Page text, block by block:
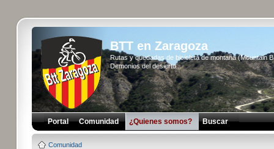
BTT en Zaragoza
Rutas y quedadas de bicicleta de montaña (Mountain
Demonios del desierto...
Portal Comunidad ¿Quienes somos? Buscar
Comunidad